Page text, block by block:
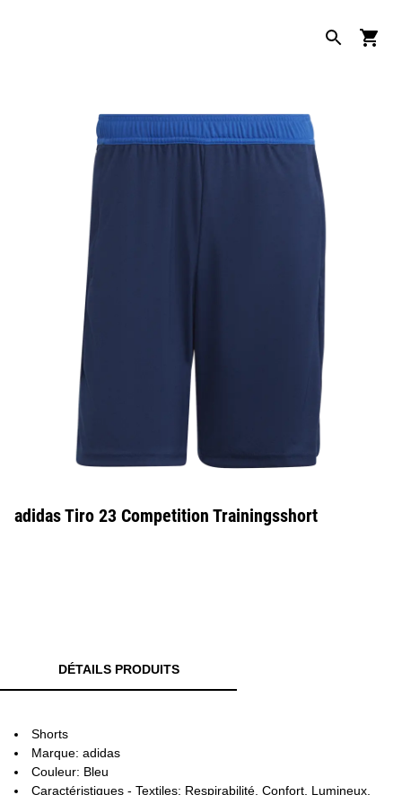
adidas Tiro 23 Competition Trainingsshort
DÉTAILS PRODUITS
Shorts
Marque: adidas
Couleur: Bleu
Caractéristiques - Textiles: Respirabilité, Confort, Lumineux,